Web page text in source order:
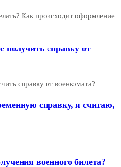
Как происходит оформление
получить справку от
справку от военкомата?
справку, я считаю,
военного билета?